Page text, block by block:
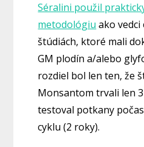
Séralini použil
metodológiu ako
štúdiách, ktoré mali
GM plodín a/alebo
rozdiel bol len ten, že
Monsantom trvali len
testoval potkany
cyklu (2 roky).